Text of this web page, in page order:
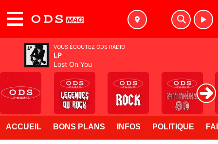
ACCUEIL BONS PLANS INFOS POLITIQUE
VOUS ÉCOUTEZ ODS RADIO
LP
Lost On You